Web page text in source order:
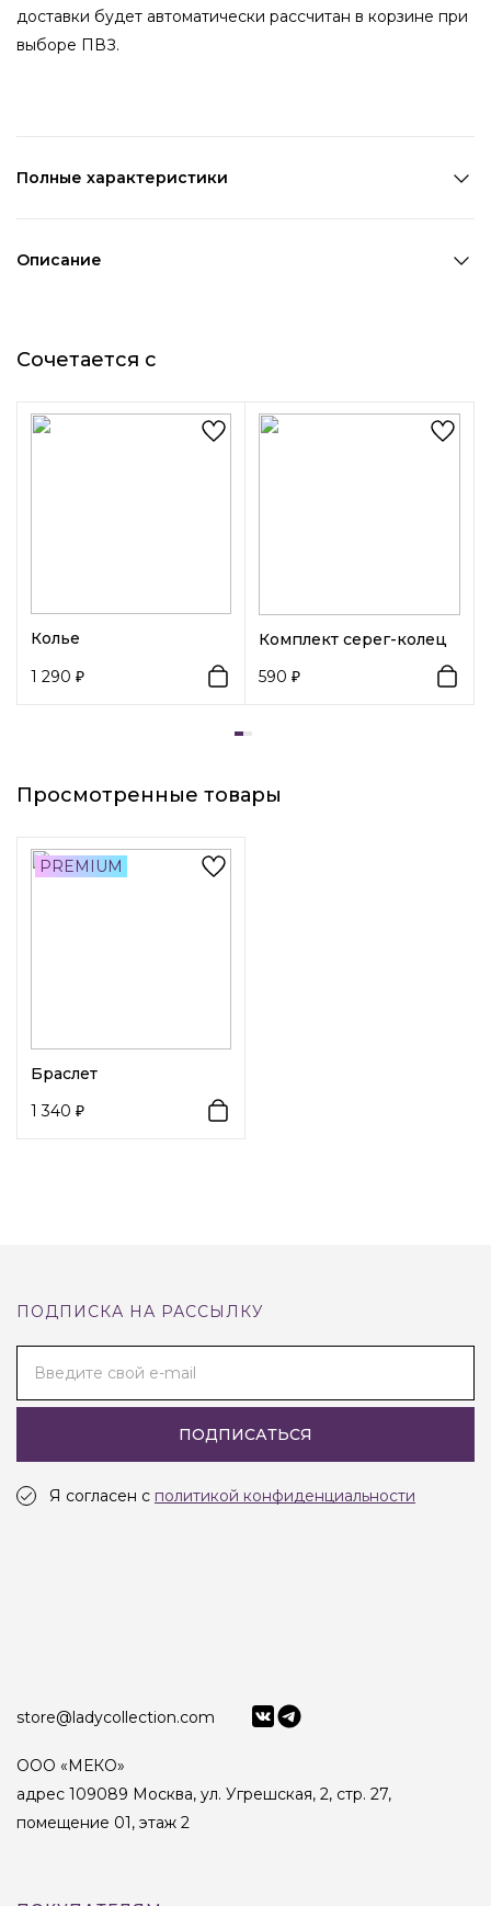
доставки будет автоматически рассчитан в корзине при
выборе ПВЗ.
Полные характеристики
Диаметр:6 см
Декоративный элемент 1:Без элементов
Описание
в то же время простое украшение акцентирует
идеально подойдет под мероприятие любого вида.
Изделие выполнено из высококачественных
Сочетается с
Колье
1 290
Комплект серег-колец
590
Просмотренные товары
PREMIUM
Браслет
1 340
ПОДПИСКА НА РАССЫЛКУ
Введите свой e-mail
ПОДПИСАТЬСЯ
Я согласен с политикой конфиденциальности
store@ladycollection.com
ООО «МЕКО»
адрес 109089 Москва, ул. Угрешская, 2, стр. 27,
помещение 01, этаж 2